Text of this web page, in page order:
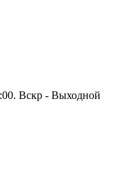
Вскр - Выходной